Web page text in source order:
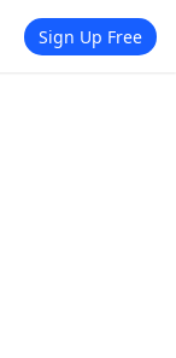
Sign Up Free